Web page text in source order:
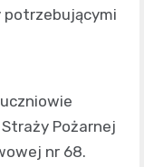
potrzebującymi
Pożarnej
nr 68.